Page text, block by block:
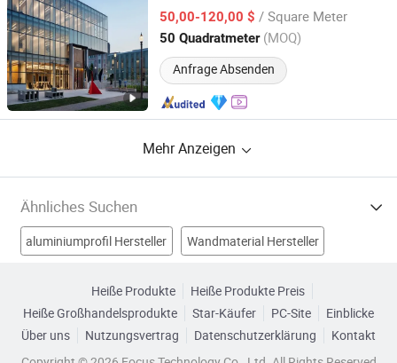
50,00-120,00 $ / Square Meter
50 Quadratmeter (MOQ)
Anfrage Absenden
Anhui, China Seit 2022
Mehr Anzeigen
Ähnliches Suchen
aluminiumprofil Hersteller Wandmaterial Hersteller
Vorhangfassadenmaterialien Hersteller
Heiße Produkte
Heiße Produkte Preis
Heiße Großhandelsprodukte
Star-Käufer PC-Site
Einblicke
Über uns
Nutzungsvertrag Datenschutzerklärung
Kontakt